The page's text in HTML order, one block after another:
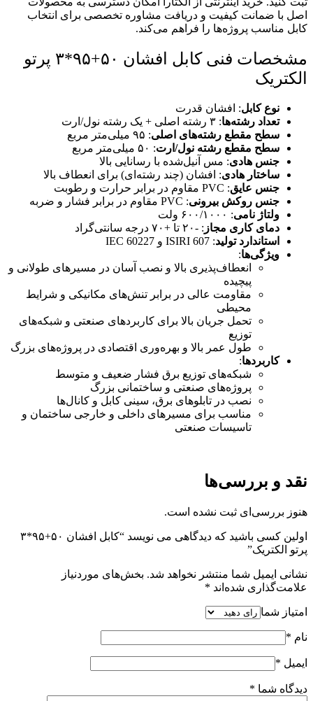
اصل با ضمانت کیفیت و دریافت مشاوره تخصصی برای انتخاب
کابل مناسب پروژه‌ها را فراهم می‌کند.
مشخصات فنی کابل افشان ۵۰+۹۵*۳ پرتو
الکتریک
نوع کابل: افشان قدرت
تعداد رشته‌ها: ۳ رشته اصلی + یک رشته نول/ارت
سطح مقطع رشته‌های اصلی: ۹۵ میلی‌متر مربع
سطح مقطع رشته نول/ارت: ۵۰ میلی‌متر مربع
جنس هادی: مس آنیل‌شده با رسانایی بالا
ساختار هادی: افشان (چند رشته‌ای) برای انعطاف بالا
جنس عایق: PVC مقاوم در برابر حرارت و رطوبت
جنس روکش بیرونی: PVC مقاوم در برابر فشار و ضربه
ولتاژ نامی: ۶۰۰/۱۰۰۰ ولت
دمای کاری مجاز : -۲۰ تا +۷۰ درجه سانتی‌گراد
استاندارد تولید: ISIRI 607 و IEC 60227
ویژگی‌ها:
انعطاف‌پذیری بالا و نصب آسان در مسیرهای طولانی و
پیچیده
مقاومت عالی در برابر تنش‌های مکانیکی و شرایط
محیطی
تحمل جریان بالا برای کاربردهای صنعتی و شبکه‌های
توزیع
طول عمر بالا و بهره‌وری اقتصادی در پروژه‌های بزرگ
کاربردها:
شبکه‌های توزیع برق فشار ضعیف و متوسط
پروژه‌های صنعتی و ساختمانی بزرگ
نصب در تابلوهای برق، سینی کابل و کانال‌ها
مناسب برای مسیرهای داخلی و خارجی ساختمان و
تاسیسات صنعتی
نقد و بررسی‌ها
هنوز بررسی‌ای ثبت نشده است.
اولین کسی باشید که دیدگاهی می نویسد “کابل افشان ۵۰+۹۵*۳
پرتو الکتریک”
نشانی ایمیل شما منتشر نخواهد شد. بخش‌های موردنیاز
علامت‌گذاری شده‌اند *
امتیاز شما
نام *
ایمیل *
دیدگاه شما *